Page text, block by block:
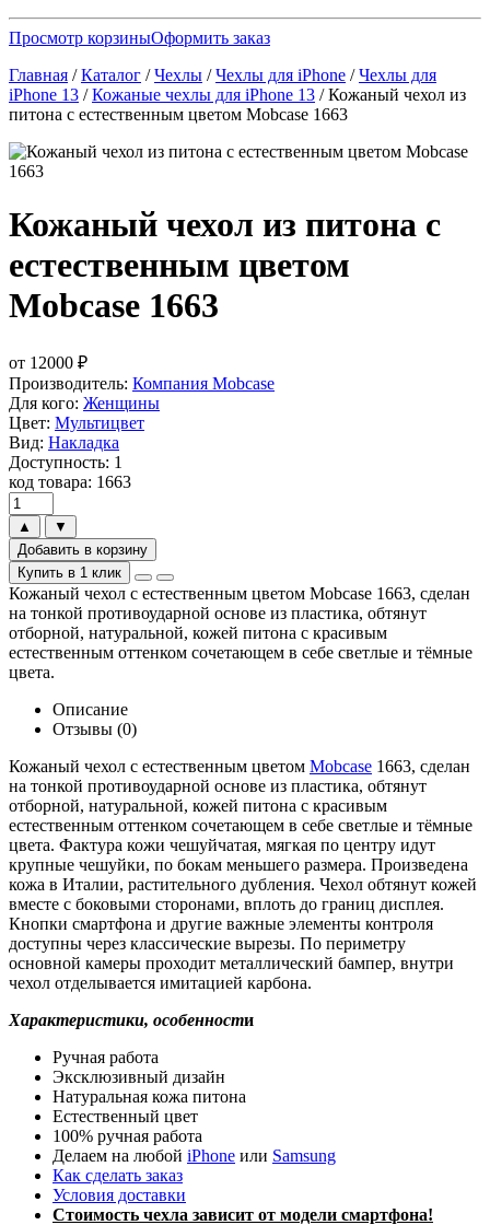
Просмотр корзиныОформить заказ
Главная /Каталог /Чехлы /Чехлы для iPhone /Чехлы для
iPhone 13 /Кожаные чехлы для iPhone 13 /Кожаный чехол из
питона с естественным цветом Mobcase 1663
Кожаный чехол из питона с
естественным цветом
Mobcase 1663
от 12000 ₽
Производитель: Компания Mobcase
Для кого: Женщины
Цвет: Мультицвет
Вид: Накладка
Доступность: 1
код товара: 1663
▲
▼
Добавить в корзину
Купить в 1 клик
Кожаный чехол с естественным цветом Mobcase 1663, сделан
на тонкой противоударной основе из пластика, обтянут
отборной, натуральной, кожей питона с красивым
естественным оттенком сочетающем в себе светлые и тёмные
цвета.
Описание
Отзывы (0)
Кожаный чехол с естественным цветом Mobcase 1663, сделан
на тонкой противоударной основе из пластика, обтянут
отборной, натуральной, кожей питона с красивым
естественным оттенком сочетающем в себе светлые и тёмные
цвета. Фактура кожи чешуйчатая, мягкая по центру идут
крупные чешуйки, по бокам меньшего размера. Произведена
кожа в Италии, растительного дубления. Чехол обтянут кожей
вместе с боковыми сторонами, вплоть до границ дисплея.
Кнопки смартфона и другие важные элементы контроля
доступны через классические вырезы. По периметру
основной камеры проходит металлический бампер, внутри
чехол отделывается имитацией карбона.
Характеристики, особенности
Ручная работа
Эксклюзивный дизайн
Натуральная кожа питона
Естественный цвет
100% ручная работа
Делаем на любой iPhone или Samsung
Как сделать заказ
Условия доставки
Стоимость чехла зависит от модели смартфона!